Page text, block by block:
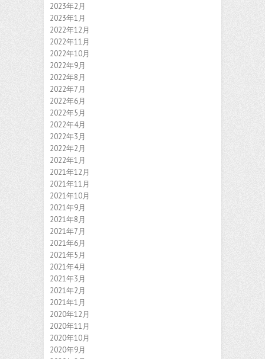
2023年2月
2023年1月
2022年12月
2022年11月
2022年10月
2022年9月
2022年8月
2022年7月
2022年6月
2022年5月
2022年4月
2022年3月
2022年2月
2022年1月
2021年12月
2021年11月
2021年10月
2021年9月
2021年8月
2021年7月
2021年6月
2021年5月
2021年4月
2021年3月
2021年2月
2021年1月
2020年12月
2020年11月
2020年10月
2020年9月